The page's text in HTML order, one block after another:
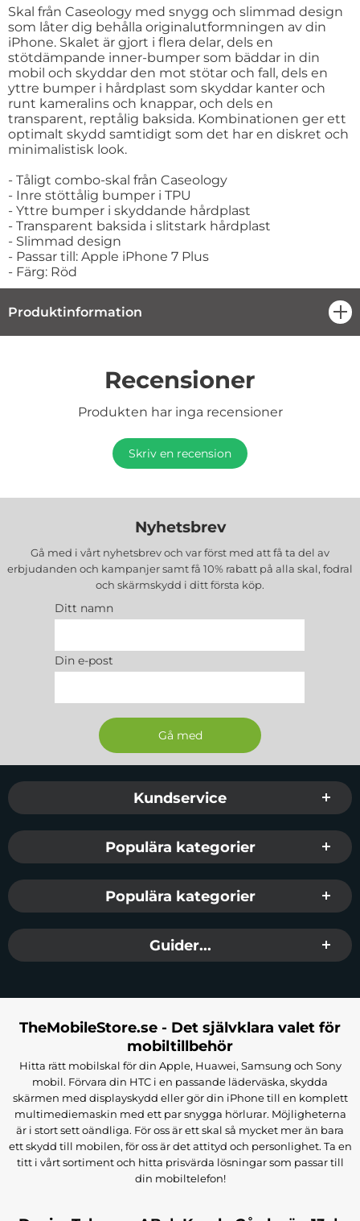
Skal från Caseology med snygg och slimmad design
som låter dig behålla originalutformningen av din
iPhone. Skalet är gjort i flera delar, dels en
stötdämpande inner-bumper som bäddar in din
mobil och skyddar den mot stötar och fall, dels en
yttre bumper i hårdplast som skyddar kanter och
runt kameralins och knappar, och dels en
transparent, reptålig baksida. Kombinationen ger ett
optimalt skydd samtidigt som det har en diskret och
minimalistisk look.
- Tåligt combo-skal från Caseology
- Inre stöttålig bumper i TPU
- Yttre bumper i skyddande hårdplast
- Transparent baksida i slitstark hårdplast
- Slimmad design
- Passar till: Apple iPhone 7 Plus
- Färg: Röd
Produktinformation
Recensioner
Produkten har inga recensioner
Skriv en recension
Nyhetsbrev
Gå med i vårt nyhetsbrev och var först med att få ta del av
erbjudanden och kampanjer samt få 10% rabatt på alla skal, fodral
och skärmskydd i ditt första köp.
Ditt namn
Din e-post
Sidfot Blandad info och länkar
Kundservice
Populära kategorier
Populära kategorier
Guider...
TheMobileStore.se - Det självklara valet för
mobiltillbehör
Hitta rätt mobilskal för din Apple, Huawei, Samsung och Sony
mobil. Förvara din HTC i en passande läderväska, skydda
skärmen med displayskydd eller gör din iPhone till en komplett
multimediemaskin med ett par snygga hörlurar. Möjligheterna
är i stort sett oändliga. För oss är ett skal så mycket mer än bara
ett skydd till mobilen, för oss är det attityd och personlighet. Ta en
titt i vårt sortiment och hitta prisvärda lösningar som passar till
din mobiltelefon!